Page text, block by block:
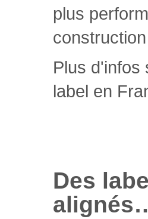
plus
Plus
label en
Des